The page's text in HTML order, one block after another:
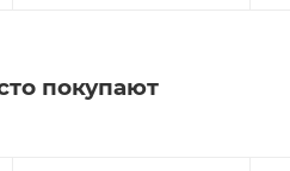
покупают